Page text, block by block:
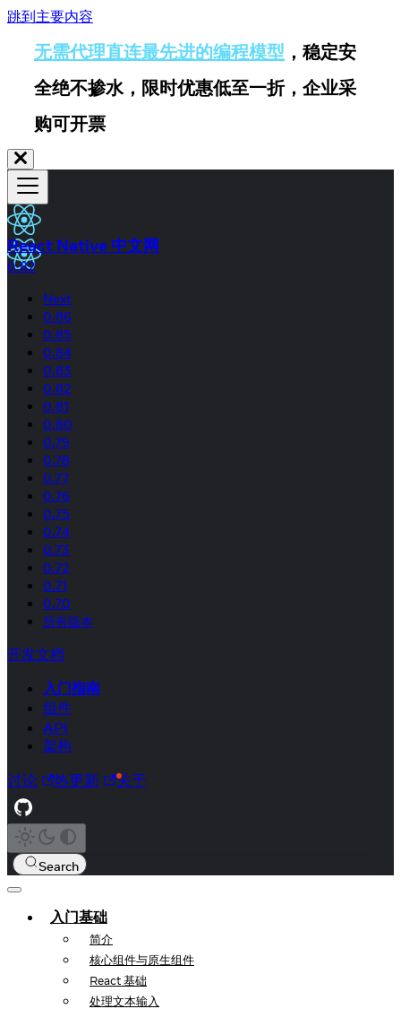
跳到主要内容
无需代理直连最先进的编程模型 ，稳定安
全绝不掺水，限时优惠低至一折，企业采
购可开票
React Native 中文网
0.82
Next
0.86
0.85
0.84
0.83
0.82
0.81
0.80
0.79
0.78
0.77
0.76
0.75
0.74
0.73
0.72
0.71
0.70
所有版本
开发文档
入门指南
组件
API
架构
讨论 热更新 关于
Search
入门基础
简介
核心组件与原生组件
React 基础
处理文本输入